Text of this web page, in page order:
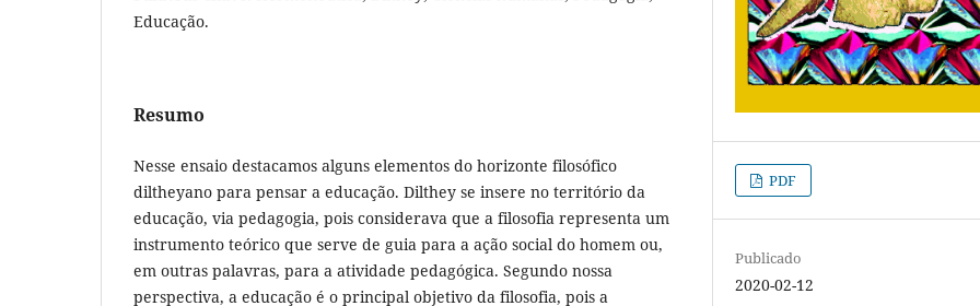
Educação.
Resumo
Nesse ensaio destacamos alguns elementos do horizonte filosófico
diltheyano para pensar a educação. Dilthey se insere no território da
educação, via pedagogia, pois considerava que a filosofia representa um
instrumento teórico que serve de guia para a ação social do homem ou,
em outras palavras, para a atividade pedagógica. Segundo nossa
perspectiva, a educação é o principal objetivo da filosofia, pois a
PDF
Publicado
2020-02-12